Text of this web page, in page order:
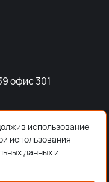
офис 301
использование
использования
данных и